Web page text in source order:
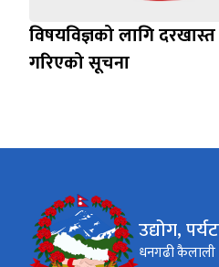
विषयविज्ञको लागि
गरिएको सूचना
उद्योग,
धनगढी कैलाली